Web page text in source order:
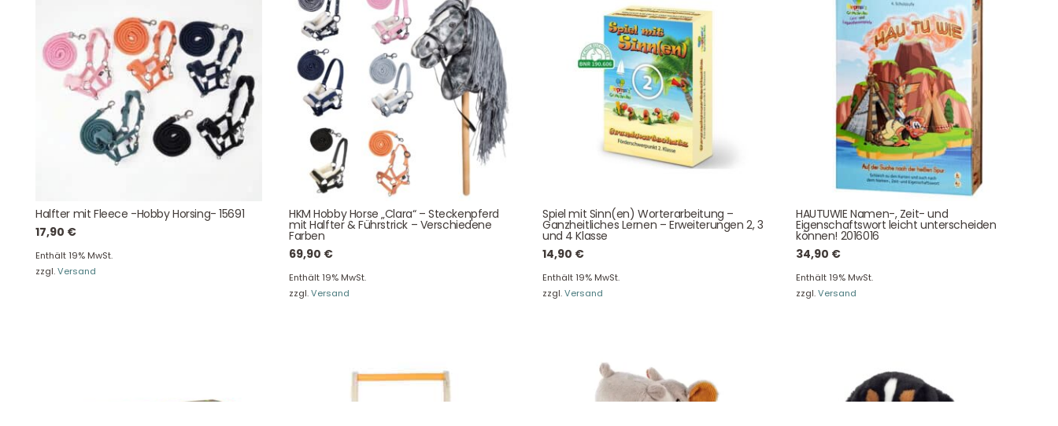
Halfter mit Fleece -Hobby Horsing- 15691
17,90 €
Enthält 19% MwSt.
zzgl.Versand
HKM Hobby Horse „Clara“ – Steckenpferd
mit Halfter & Führstrick – Verschiedene
Farben
69,90 €
Enthält 19% MwSt.
zzgl.Versand
Spiel mit Sinn(en) Worterarbeitung –
Ganzheitliches Lernen – Erweiterungen 2, 3
und 4 Klasse
14,90 €
Enthält 19% MwSt.
zzgl.Versand
HAUTUWIE Namen-, Zeit- und
Eigenschaftswort leicht unterscheiden
können! 2016016
34,90 €
Enthält 19% MwSt.
zzgl.Versand
Kontaktdaten
August-Macke-Weg 17,
42781 Haan
Tel: +49 2129 5654742
E-Mail: info@hollyclaire.de
Unser Service
Über uns
Unser Blog
Versand & Lieferung
Unsere Rückgaberichtlinien
Verträge hier widerrufen
News & Infos
Newsletter
Info Gutscheincode!
Kontakt
Newsletter Anmelden
NEWSLETTER
© Holly & Claire GmbH Design by Zeitansicht®